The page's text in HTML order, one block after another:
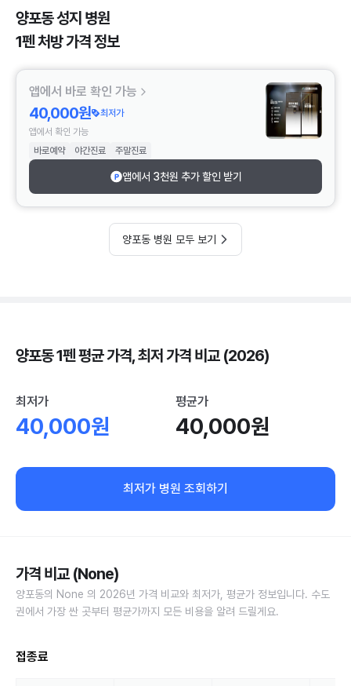
양포동 성지 병원
1펜 처방 가격 정보
앱에서 바로 확인 가능
40,000원
최저가
앱에서 확인 가능
바로예약
야간진료 주말진료
앱에서 3천원 추가 할인 받기
양포동 병원 모두 보기
양포동 1펜 평균 가격, 최저 가격 비교 (2026)
최저가
40,000원
평균가
40,000원
최저가 병원 조회하기
가격 비교 (None)
양포동의 None 의 2026년 가격 비교와 최저가, 평균가 정보입니다. 수도
권에서 가장 싼 곳부터 평균가까지 모든 비용을 알려 드릴게요.
접종료